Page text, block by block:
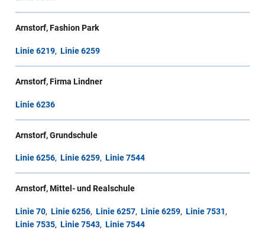
Arnstorf, Fashion Park
Linie 6219,Linie 6259
Arnstorf, Firma Lindner
Linie 6236
Arnstorf, Grundschule
Linie 6256,Linie 6259,Linie 7544
Arnstorf, Mittel- und Realschule
Linie 70,Linie 6256,Linie 6257,Linie 6259,Linie 7531,
Linie 7535,Linie 7543,Linie 7544